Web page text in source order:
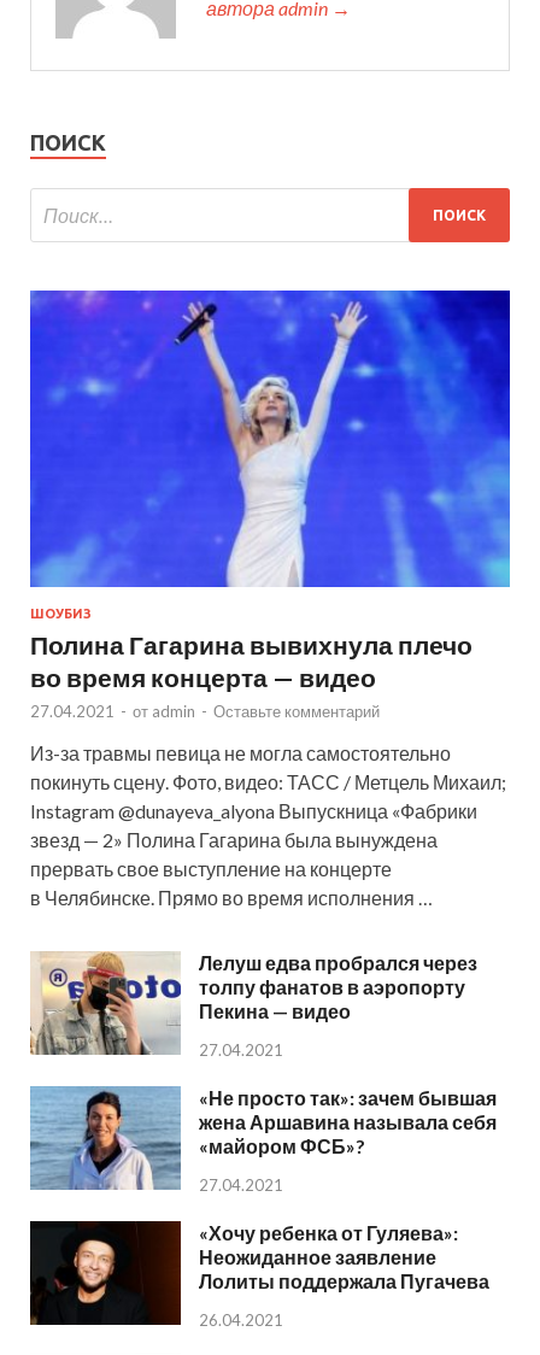
автора admin →
ПОИСК
ШОУБИЗ
Полина Гагарина вывихнула плечо
во время концерта — видео
27.04.2021 - от admin - Оставьте комментарий
Из-за травмы певица не могла самостоятельно
покинуть сцену. Фото, видео: ТАСС / Метцель Михаил;
Instagram @dunayeva_alyona Выпускница «Фабрики
звезд — 2» Полина Гагарина была вынуждена
прервать свое выступление на концерте
в Челябинске. Прямо во время исполнения …
Лелуш едва пробрался через
толпу фанатов в аэропорту
Пекина — видео
27.04.2021
«Не просто так»: зачем бывшая
жена Аршавина называла себя
«майором ФСБ»?
27.04.2021
«Хочу ребенка от Гуляева»:
Неожиданное заявление
Лолиты поддержала Пугачева
26.04.2021